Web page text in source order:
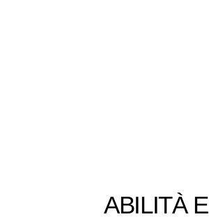
ABILITÀ E